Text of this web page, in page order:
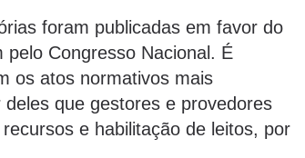
foram publicadas em favor do
Congresso Nacional. É
os atos normativos mais
que gestores e provedores
e habilitação de leitos, por